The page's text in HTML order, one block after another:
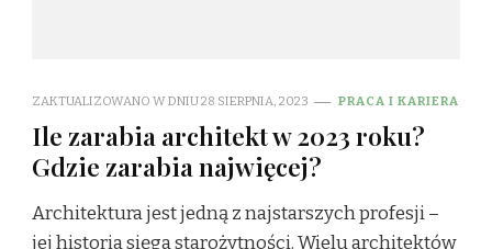
ZAKTUALIZOWANO W DNIU28 SIERPNIA, 2023 PRACA I KARIERA
Ile zarabia architekt w 2023 roku?
Gdzie zarabia najwięcej?
Architektura jest jedną z najstarszych profesji –
jej historia sięga starożytności. Wielu architektów